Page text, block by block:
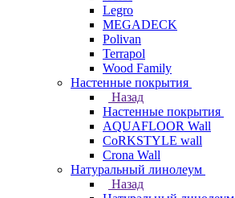
Legro
MEGADECK
Polivan
Terrapol
Wood Family
Настенные покрытия
Назад
Настенные покрытия
AQUAFLOOR Wall
CoRKSTYLE wall
Crona Wall
Натуральный линолеум
Назад